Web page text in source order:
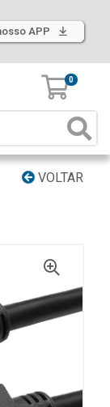
APP
0
VOLTAR